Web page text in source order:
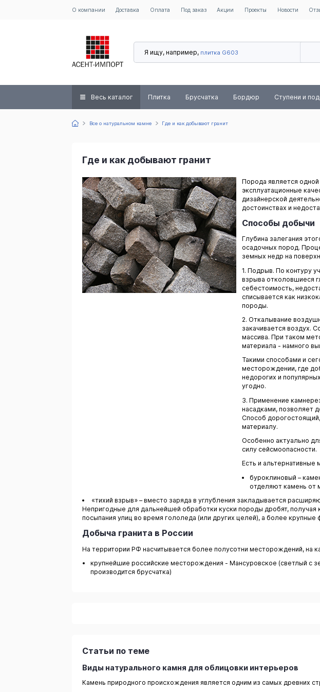
О компании Доставка Оплата Под заказ Акции Проекты Новости
Я ищу, например, плитка G603
Весь каталог Плитка Брусчатка Бордюр Ступени и
Все о натуральном камне Где и как добывают гранит
Где и как добывают гранит
Порода является одной
эксплуатационные
дизайнерской
достоинствах и
Способы добычи
Глубина залегания
осадочных пород.
земных недр на
1. Подрыв. По контуру
взрыва отколовшиеся
себестоимость,
списывается как
породы.
2. Откалывание
закачивается воздух.
массива. При таком
материала - намного
Такими способами и
месторождении, где
недорогих и
угодно.
3. Применение
насадками, позволяет
Способ
материалу.
Особенно актуально
силу сейсмоопасности.
Есть и
буроклиновый –
отделяют камень от
«тихий взрыв» – вместо заряда в углубления закладывается
Непригодные для дальнейшей обработки куски породы дробят,
посыпания улиц во время гололеда (или других целей), а более
Добыча гранита в России
На территории РФ насчитывается более полусотни месторождений, на
крупнейшие российские месторождения - Мансуровское (светлый с
производится брусчатка)
Статьи по теме
Виды натурального камня для облицовки интерьеров
Камень природного происхождения является одним из самых древних